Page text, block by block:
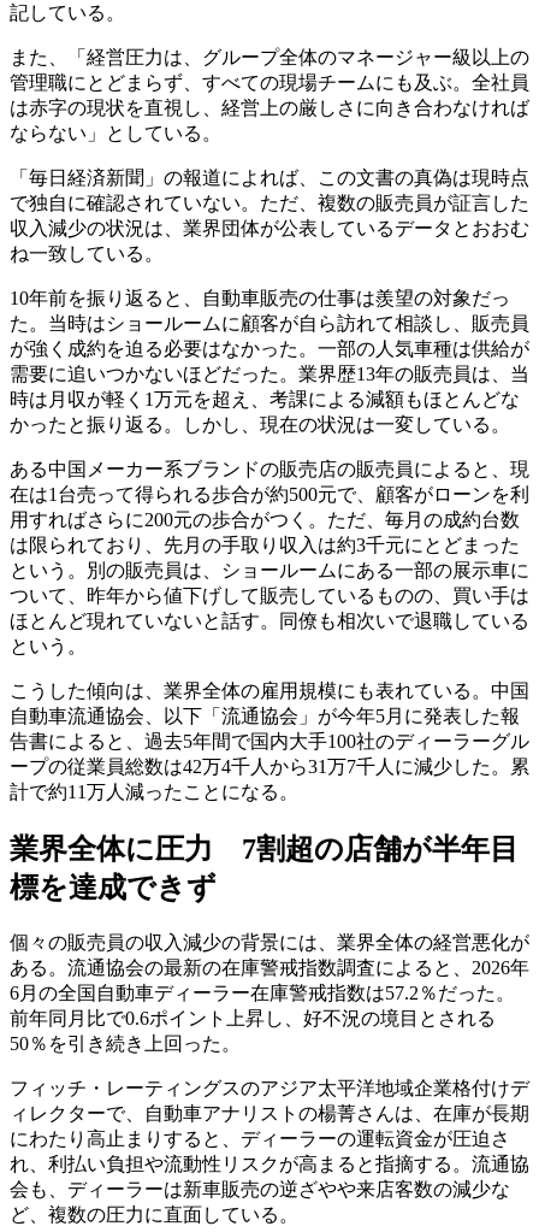
記している。
また、「経営圧力は、グループ全体のマネージャー級以上の
管理職にとどまらず、すべての現場チームにも及ぶ。全社員
は赤字の現状を直視し、経営上の厳しさに向き合わなければ
ならない」としている。
「毎日経済新聞」の報道によれば、この文書の真偽は現時点
で独自に確認されていない。ただ、複数の販売員が証言した
収入減少の状況は、業界団体が公表しているデータとおおむ
ね一致している。
10年前を振り返ると、自動車販売の仕事は羨望の対象だっ
た。当時はショールームに顧客が自ら訪れて相談し、販売員
が強く成約を迫る必要はなかった。一部の人気車種は供給が
需要に追いつかないほどだった。業界歴13年の販売員は、当
時は月収が軽く1万元を超え、考課による減額もほとんどな
かったと振り返る。しかし、現在の状況は一変している。
ある中国メーカー系ブランドの販売店の販売員によると、現
在は1台売って得られる歩合が約500元で、顧客がローンを利
用すればさらに200元の歩合がつく。ただ、毎月の成約台数
は限られており、先月の手取り収入は約3千元にとどまった
という。別の販売員は、ショールームにある一部の展示車に
ついて、昨年から値下げして販売しているものの、買い手は
ほとんど現れていないと話す。同僚も相次いで退職している
という。
こうした傾向は、業界全体の雇用規模にも表れている。中国
自動車流通協会、以下「流通協会」が今年5月に発表した報
告書によると、過去5年間で国内大手100社のディーラーグル
ープの従業員総数は42万4千人から31万7千人に減少した。累
計で約11万人減ったことになる。
業界全体に圧力 7割超の店舗が半年目
標を達成できず
個々の販売員の収入減少の背景には、業界全体の経営悪化が
ある。流通協会の最新の在庫警戒指数調査によると、2026年
6月の全国自動車ディーラー在庫警戒指数は57.2％だった。
前年同月比で0.6ポイント上昇し、好不況の境目とされる
50％を引き続き上回った。
フィッチ・レーティングスのアジア太平洋地域企業格付けデ
ィレクターで、自動車アナリストの楊菁さんは、在庫が長期
にわたり高止まりすると、ディーラーの運転資金が圧迫さ
れ、利払い負担や流動性リスクが高まると指摘する。流通協
会も、ディーラーは新車販売の逆ざやや来店客数の減少な
ど、複数の圧力に直面している。